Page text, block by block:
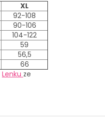
XL
92-108
90-106
104-122
59
56,5
66
Lenku ze